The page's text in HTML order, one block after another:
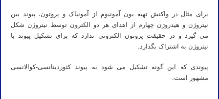
برای مثال در واکنش تهیه یون آمونیوم از آمونیاک و پروتون، پیوند بین
نیتروژن و هیدروژن چهارم از اهدای هر دو الکترون توسط نیتروژن شکل
می گیرد و در حقیقت پروتون الکترونی ندارد که برای تشکیل پیوند با
نیتروژن به اشتراک بگذارد.
پیوندی که این گونه تشکیل می شود به پیوند کئوردینانسی-کوالانسی
مشهور است.